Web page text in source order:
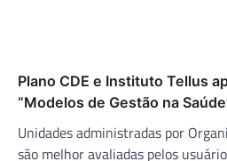
Plano CDE e Instituto Tellus
“Modelos de Gestão na
Unidades administradas por
são melhor avaliadas pelos